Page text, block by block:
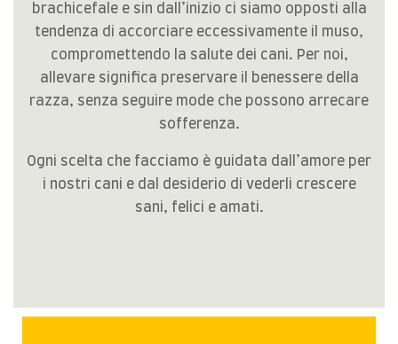
brachicefale e sin dall’inizio ci siamo opposti alla
tendenza di accorciare eccessivamente il muso,
compromettendo la salute dei cani. Per noi,
allevare significa preservare il benessere della
razza, senza seguire mode che possono arrecare
sofferenza.
Ogni scelta che facciamo è guidata dall’amore per
i nostri cani e dal desiderio di vederli crescere
sani, felici e amati.